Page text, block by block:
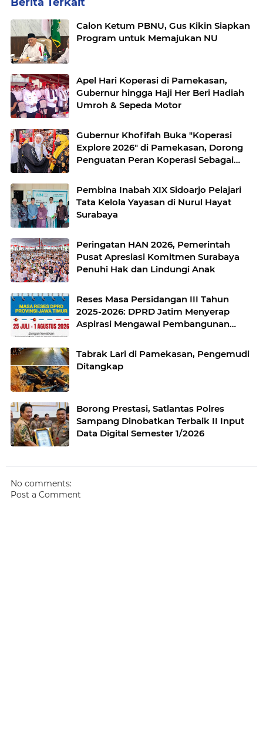
Calon Ketum PBNU, Gus Kikin Siapkan
Program untuk Memajukan NU
Apel Hari Koperasi di Pamekasan,
Gubernur hingga Haji Her Beri Hadiah
Umroh & Sepeda Motor
Gubernur Khofifah Buka "Koperasi
Explore 2026" di Pamekasan, Dorong
Penguatan Peran Koperasi Sebagai
Sekaligus Perluas Akses Promosi
Pelaku UMKM
Pembina Inabah XIX Sidoarjo Pelajari
Tata Kelola Yayasan di Nurul Hayat
Surabaya
Peringatan HAN 2026, Pemerintah
Pusat Apresiasi Komitmen Surabaya
Penuhi Hak dan Lindungi Anak
Reses Masa Persidangan III Tahun
2025-2026: DPRD Jatim Menyerap
Aspirasi Mengawal Pembangunan
Tabrak Lari di Pamekasan, Pengemudi
Ditangkap
Borong Prestasi, Satlantas Polres
Sampang Dinobatkan Terbaik II Input
Data Digital Semester 1/2026
No comments:
Post a Comment